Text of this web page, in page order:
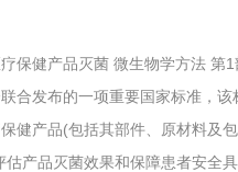
环保工程
保健产品灭菌 微生物学方法 第
合发布的一项重要国家标准，
健产品(包括其部件、原材料及
产品灭菌效果和保障患者安全具